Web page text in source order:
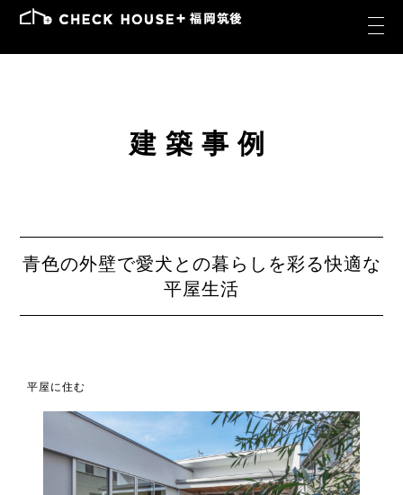
建築事例
青色の外壁で愛犬との暮らしを彩る快適な
平屋生活
平屋に住む